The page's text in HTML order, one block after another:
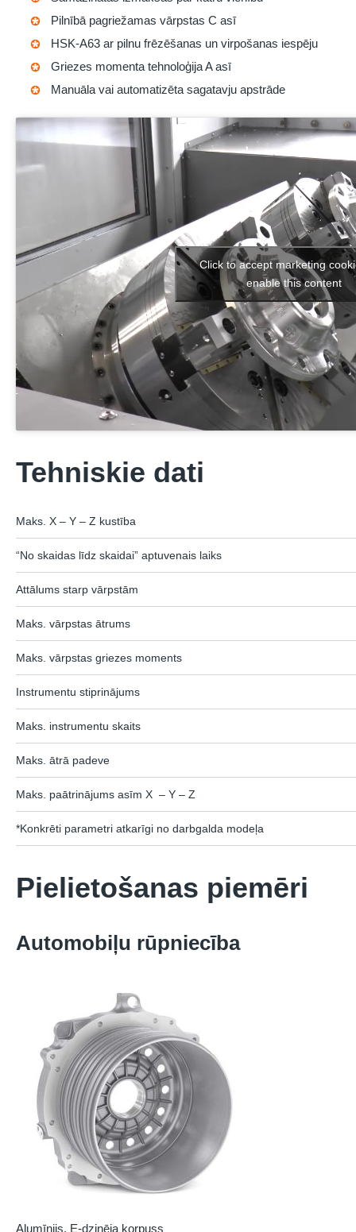
Pilnībā pagriežamas vārpstas C asī
HSK-A63 ar pilnu frēzēšanas un virpošanas iespēju
Griezes momenta tehnoloģija A asī
Manuāla vai automatizēta sagatavju apstrāde
Click to accept marketing
enable this content
Tehniskie dati
Maks. X – Y – Z kustība
“No skaidas līdz skaidai” aptuvenais laiks
Attālums starp vārpstām
Maks. vārpstas ātrums
Maks. vārpstas griezes moments
Instrumentu stiprinājums
Maks. instrumentu skaits
Maks. ātrā padeve
Maks. paātrinājums asīm X – Y – Z
*Konkrēti parametri atkarīgi no darbgalda modeļa
Pielietošanas piemēri
Automobiļu rūpniecība
Alumīnijs, E-dzinēja korpuss